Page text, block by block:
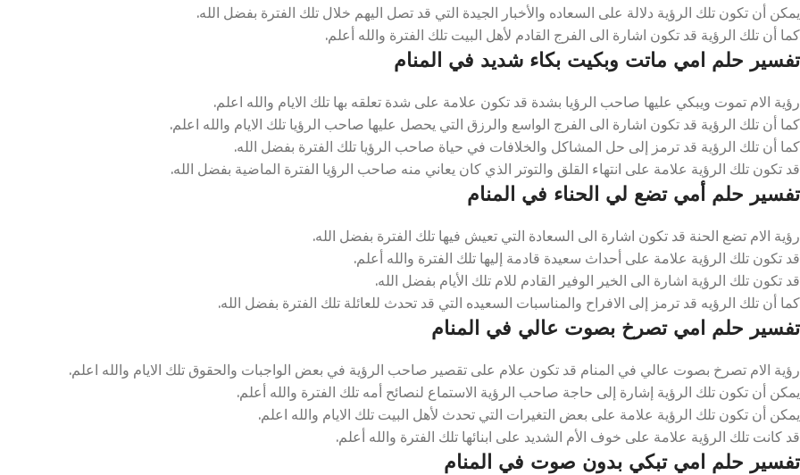
يمكن أن تكون تلك الرؤية دلالة على السعاده والأخبار الجيدة التي قد تصل اليهم خلال تلك الفترة بفضل الله.
كما أن تلك الرؤية قد تكون اشارة الى الفرج القادم لأهل البيت تلك الفترة والله أعلم.
تفسير حلم امي ماتت وبكيت بكاء شديد في المنام
رؤية الام تموت ويبكي عليها صاحب الرؤيا بشدة قد تكون علامة على شدة تعلقه بها تلك الايام والله اعلم.
كما أن تلك الرؤية قد تكون اشارة الى الفرج الواسع والرزق التي يحصل عليها صاحب الرؤيا تلك الايام والله اعلم.
كما أن تلك الرؤية قد ترمز إلى حل المشاكل والخلافات في حياة صاحب الرؤيا تلك الفترة بفضل الله.
قد تكون تلك الرؤية علامة على انتهاء القلق والتوتر الذي كان يعاني منه صاحب الرؤيا الفترة الماضية بفضل الله.
تفسير حلم أمي تضع لي الحناء في المنام
رؤية الام تضع الحنة قد تكون اشارة الى السعادة التي تعيش فيها تلك الفترة بفضل الله.
قد تكون تلك الرؤية علامة على أحداث سعيدة قادمة إليها تلك الفترة والله أعلم.
قد تكون تلك الرؤية اشارة الى الخير الوفير القادم للام تلك الأيام بفضل الله.
كما أن تلك الرؤيه قد ترمز إلى الافراح والمناسبات السعيده التي قد تحدث للعائلة تلك الفترة بفضل الله.
تفسير حلم امي تصرخ بصوت عالي في المنام
رؤية الام تصرخ بصوت عالي في المنام قد تكون علام على تقصير صاحب الرؤية في بعض الواجبات والحقوق تلك الايام والله اعلم.
يمكن أن تكون تلك الرؤية إشارة إلى حاجة صاحب الرؤية الاستماع لنصائح أمه تلك الفترة والله أعلم.
يمكن أن تكون تلك الرؤية علامة على بعض التغيرات التي تحدث لأهل البيت تلك الايام والله اعلم.
قد كانت تلك الرؤية علامة على خوف الأم الشديد على ابنائها تلك الفترة والله أعلم.
تفسير حلم امي تبكي بدون صوت في المنام